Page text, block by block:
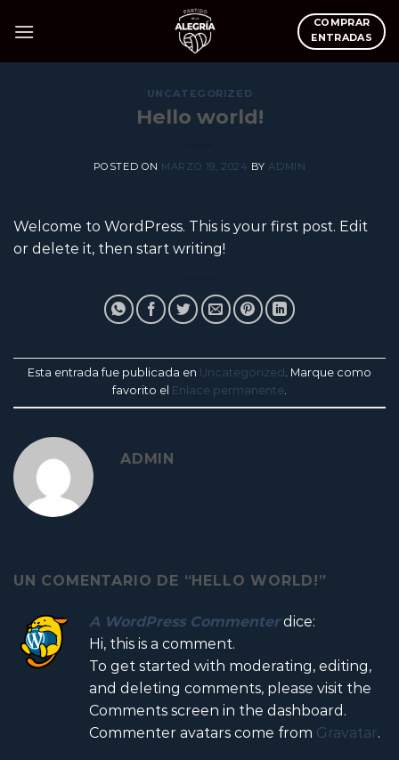
COMPRAR
ENTRADAS
UNCATEGORIZED
Hello world!
POSTED ON MARZO 19, 2024 BY ADMIN
Welcome to WordPress. This is your first post. Edit
or delete it, then start writing!
Esta entrada fue publicada en Uncategorized . Marque como
favorito el Enlace permanente
ADMIN
UN COMENTARIO DE “HELLO WORLD!”
A WordPress Commenter dice:
Hi, this is a comment.
To get started with moderating, editing,
and deleting comments, please visit the
Comments screen in the dashboard.
Commenter avatars come from Gravatar.